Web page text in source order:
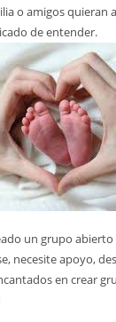
o amigos quieran
de entender.
un grupo
necesite apoyo,
en crear